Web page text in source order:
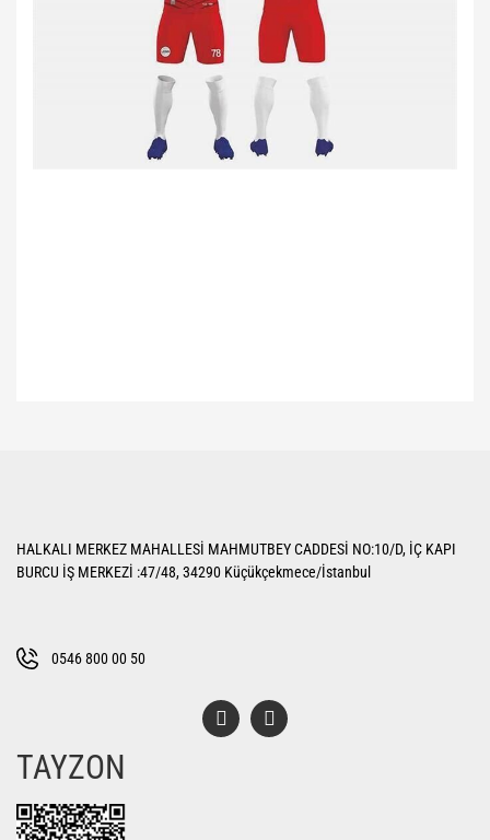
Ürün açıklamasında eksik bilgiler bulunuyor.
Bu ürüne benzer farklı alternatifler olmalı.
HALKALI MERKEZ MAHALLESİ MAHMUTBEY CADDESİ NO:10/D, İÇ KAPI
BURCU İŞ MERKEZİ :47/48, 34290 Küçükçekmece/İstanbul
0546 800 00 50
TAYZON